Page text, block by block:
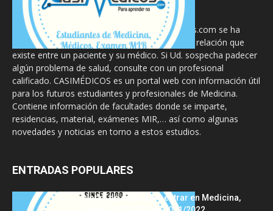
La información proporcionada en CasiMedicos.com se ha
diseñado para complementar, no substituir, la relación que
existe entre un paciente y su médico. Si Ud. sospecha padecer
algún problema de salud, consulte con un profesional
calificado. CASIMÉDICOS es un portal web con información útil
para los futuros estudiantes y profesionales de Medicina.
Contiene información de facultades donde se imparte,
residencias, material, exámenes MIR,… así como algunas
novedades y noticias en torno a estos estudios.
ENTRADAS POPULARES
Notas de corte para entrar en Medicina,